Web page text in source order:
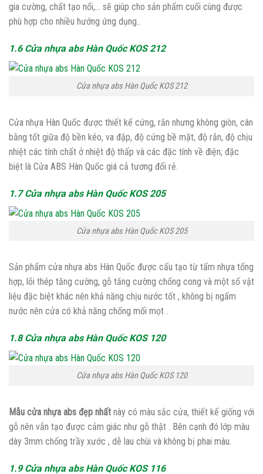
gia cường, chất tạo nổi,… sẽ giúp cho sản phẩm cuối cùng được
phù hợp cho nhiều hướng ứng dụng..
1.6 Cửa nhựa abs Hàn Quốc KOS 212
Cửa nhựa abs Hàn Quốc KOS 212
Cửa nhựa Hàn Quốc được thiết kế cứng, rắn nhưng không giòn, cân
bằng tốt giữa độ bền kéo, va đập, độ cứng bề mặt, độ rắn, độ chịu
nhiệt các tính chất ở nhiệt độ thấp và các đặc tính về điện; đặc
biệt là Cửa ABS Hàn Quốc giá cả tương đối rẻ.
1.7 Cửa nhựa abs Hàn Quốc KOS 205
Cửa nhựa abs Hàn Quốc KOS 205
Sản phẩm cửa nhựa abs Hàn Quốc được cấu tạo từ tấm nhựa tổng
hợp, lõi thép tăng cường, gỗ tăng cường chống cong và một số vật
liệu đặc biệt khác nên khả năng chịu nước tốt , không bị ngấm
nước nên cửa có khả năng chống mối mọt .
1.8 Cửa nhựa abs Hàn Quốc KOS 120
Cửa nhựa abs Hàn Quốc KOS 120
Mẫu cửa nhựa abs đẹp nhất này có màu sắc cửa, thiết kế giống với
gỗ nên vẫn tạo được cảm giác như gỗ thật . Bên cạnh đó lớp màu
dày 3mm chống trầy xước , dễ lau chùi và không bị phai màu.
1.9 Cửa nhựa abs Hàn Quốc KOS 116